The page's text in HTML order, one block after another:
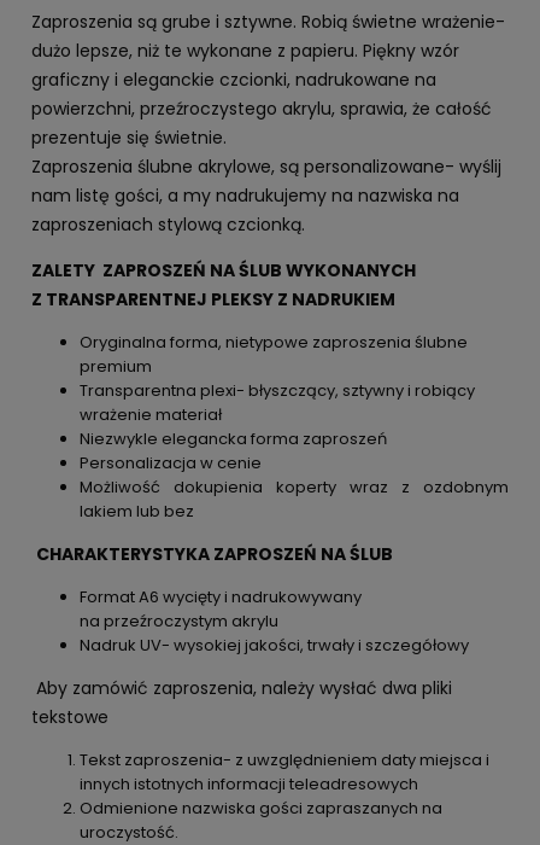
Zaproszenia są grube i sztywne. Robią świetne wrażenie-
dużo lepsze, niż te wykonane z papieru. Piękny wzór
graficzny i eleganckie czcionki, nadrukowane na
powierzchni, przeźroczystego akrylu, sprawia, że całość
prezentuje się świetnie.
Zaproszenia ślubne akrylowe, są personalizowane- wyślij
nam listę gości, a my nadrukujemy na nazwiska na
zaproszeniach stylową czcionką.
ZALETY ZAPROSZEŃ NA ŚLUB WYKONANYCH
Z TRANSPARENTNEJ PLEKSY Z NADRUKIEM
Oryginalna forma, nietypowe zaproszenia ślubne
premium
Transparentna plexi- błyszczący, sztywny i robiący
wrażenie materiał
Niezwykle elegancka forma zaproszeń
Personalizacja w cenie
Możliwość dokupienia koperty wraz z ozdobnym
lakiem lub bez
CHARAKTERYSTYKA ZAPROSZEŃ NA ŚLUB
Format A6 wycięty i nadrukowywany
na przeźroczystym akrylu
Nadruk UV- wysokiej jakości, trwały i szczegółowy
Aby zamówić zaproszenia, należy wysłać dwa pliki
tekstowe
Tekst zaproszenia- z uwzględnieniem daty miejsca i
innych istotnych informacji teleadresowych
Odmienione nazwiska gości zapraszanych na
uroczystość.